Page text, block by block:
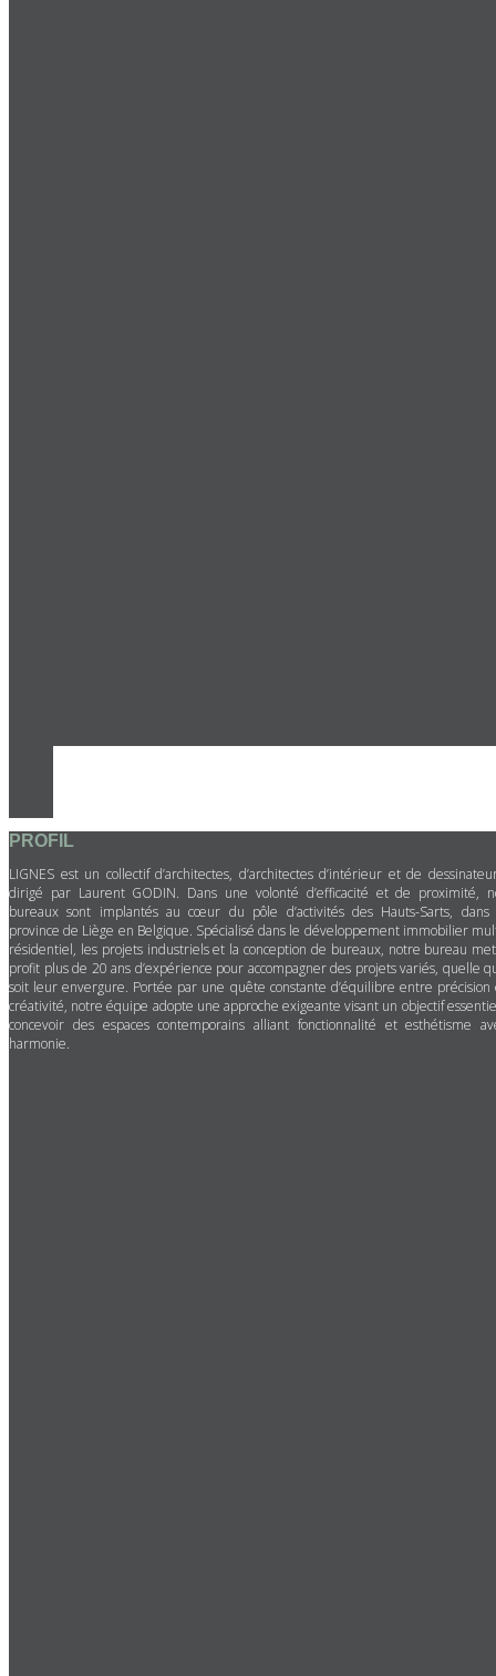
PROFIL
LIGNES est un collectif d’architectes, d’architectes d’intérieur et de
dirigé par Laurent GODIN. Dans une volonté d’efficacité et de proximité,
bureaux sont implantés au cœur du pôle d’activités des Hauts-Sarts, dans
province de Liège en Belgique. Spécialisé dans le développement immobilier
résidentiel, les projets industriels et la conception de bureaux, notre bureau
profit plus de 20 ans d’expérience pour accompagner des projets variés, quelle
soit leur envergure. Portée par une quête constante d’équilibre entre précision
créativité, notre équipe adopte une approche exigeante visant un objectif
concevoir des espaces contemporains alliant fonctionnalité et esthétisme
harmonie.